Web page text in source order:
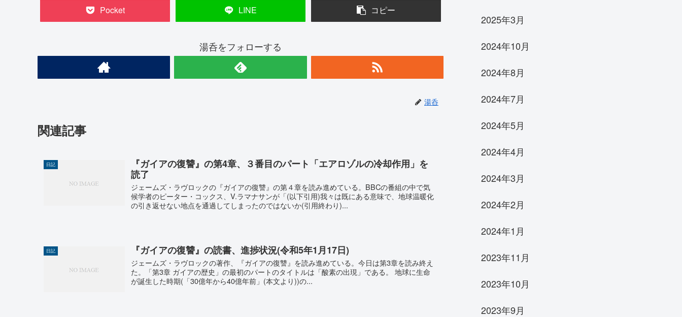
Pocket LINE コピー
湯呑をフォローする
湯呑
関連記事
日記
『ガイアの復讐』の第4章、３番目のパート「エアロゾルの冷却作用」を
読了
ジェームズ・ラヴロックの『ガイアの復讐』の第４章を読み進めている。BBCの番組の中で気
候学者のピーター・コックス、V.ラマナサンが「(以下引用)我々は既にある意味で、地球温暖化
の引き返せない地点を通過してしまったのではないか(引用終わり)...
日記 『ガイアの復讐』の読書、進捗状況(令和5年1月17日)
ジェームズ・ラヴロックの著作、『ガイアの復讐』を読み進めている。今日は第3章を読み終え
た。「第3章 ガイアの歴史」の最初のパートのタイトルは「酸素の出現」である。 地球に生命
が誕生した時期(「30億年から40億年前」(本文より))の...
2025年3月
2024年10月
2024年8月
2024年7月
2024年5月
2024年4月
2024年3月
2024年2月
2024年1月
2023年11月
2023年10月
2023年9月